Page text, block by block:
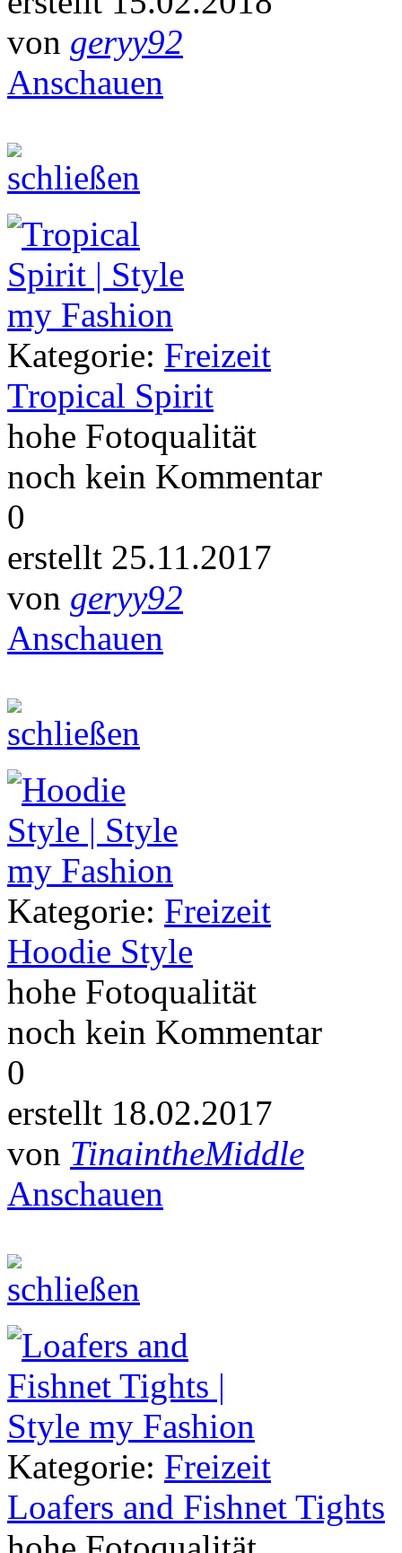
von geryy92
Anschauen
Kategorie: Freizeit
Tropical Spirit
hohe Fotoqualität
noch kein Kommentar
0
erstellt 25.11.2017
von geryy92
Anschauen
Kategorie: Freizeit
Hoodie Style
hohe Fotoqualität
noch kein Kommentar
0
erstellt 18.02.2017
von TinaintheMiddle
Anschauen
Kategorie: Freizeit
Loafers and Fishnet Tights